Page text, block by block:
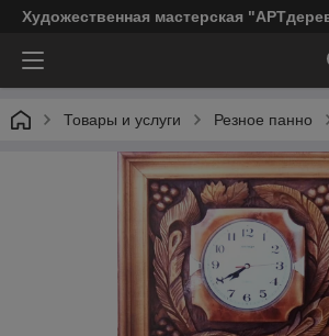
Художественная мастерская
Товары и услуги Резное панно